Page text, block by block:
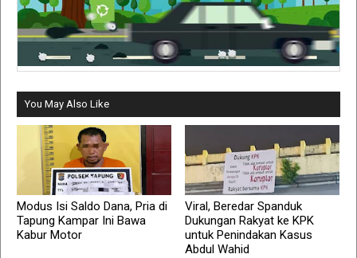
You May Also Like
Modus Isi Saldo Dana, Pria di
Tapung Kampar Ini Bawa
Kabur Motor
Viral, Beredar Spanduk
Dukungan Rakyat ke KPK
untuk Penindakan Kasus
Abdul Wahid